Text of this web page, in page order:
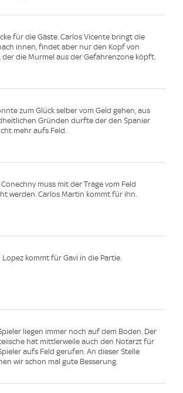
für die Gäste. Carlos Vicente bringt die
innen, findet aber nur den Kopf von
der die Murmel aus der Gefahrenzone köpft.
zum Glück selber vom Geld gehen, aus
Gründen durfte der den Spanier
mehr aufs Feld.
muss mit der Trage vom Feld
werden. Carlos Martin kommt für ihn.
Lopez kommt für Gavi in die Partie.
liegen immer noch auf dem Boden. Der
hat mittlerweile auch den Notarzt für
aufs Feld gerufen. An dieser Stelle
wir schon mal gute Besserung.